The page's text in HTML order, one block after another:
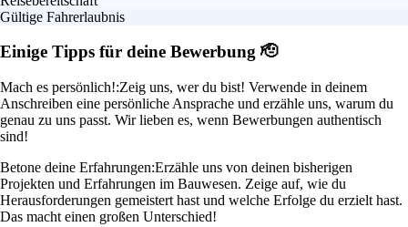
Gültige Fahrerlaubnis
Einige Tipps für deine Bewerbung 🫡
Mach es persönlich!:Zeig uns, wer du bist! Verwende in deinem
Anschreiben eine persönliche Ansprache und erzähle uns, warum du
genau zu uns passt. Wir lieben es, wenn Bewerbungen authentisch
sind!
Betone deine Erfahrungen:Erzähle uns von deinen bisherigen
Projekten und Erfahrungen im Bauwesen. Zeige auf, wie du
Herausforderungen gemeistert hast und welche Erfolge du erzielt hast.
Das macht einen großen Unterschied!